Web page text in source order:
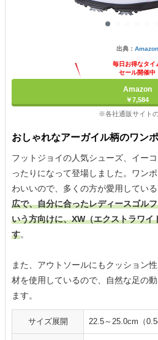
出典： Amazon
毎日お得なタイ
セール開催中
Amazon
￥7,584
※各社通販サイト
おしゃれなアーガイル柄のワン
フットジョイの人気シューズ、イー
ったりになって登場しました。ワン
わいいので、多くの方が愛用してい
広で、自分に合ったレディースゴル
いう方向けに、XW（エクストラワイ
す。
また、アウトソールにもクッション
材を使用しているので、自然な足の
ます。
サイズ展開 22.5～25.0cm（